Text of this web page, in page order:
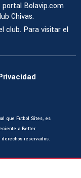
portal Bolavip.com
Chivas.
club. Para visitar el
que Futbol Sites, es
a Better
reservados.